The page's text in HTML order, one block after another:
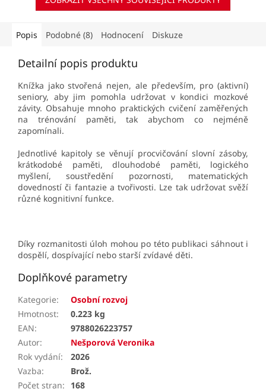
Popis Podobné (8) Hodnocení Diskuze
Detailní popis produktu
Knížka jako stvořená nejen, ale především, pro (aktivní)
seniory, aby jim pomohla udržovat v kondici mozkové
závity. Obsahuje mnoho praktických cvičení zaměřených
na trénování paměti, tak abychom co nejméně
zapomínali.
Jednotlivé kapitoly se věnují procvičování slovní zásoby,
krátkodobé paměti, dlouhodobé paměti, logického
myšlení, soustředění pozornosti, matematických
dovedností či fantazie a tvořivosti. Lze tak udržovat svěží
různé kognitivní funkce.
Díky rozmanitosti úloh mohou po této publikaci sáhnout i
dospělí, dospívající nebo starší zvídavé děti.
Doplňkové parametry
Kategorie:
Osobní rozvoj
Hmotnost:
0.223 kg
EAN:
9788026223757
Autor:
Nešporová Veronika
Rok vydání:
2026
Vazba:
Brož.
Počet stran:
168